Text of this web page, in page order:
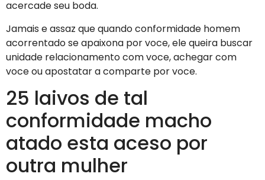
acercade seu boda.
Jamais e assaz que quando conformidade homem
acorrentado se apaixona por voce, ele queira buscar
unidade relacionamento com voce, achegar com
voce ou apostatar a comparte por voce.
25 laivos de tal
conformidade macho
atado esta aceso por
outra mulher